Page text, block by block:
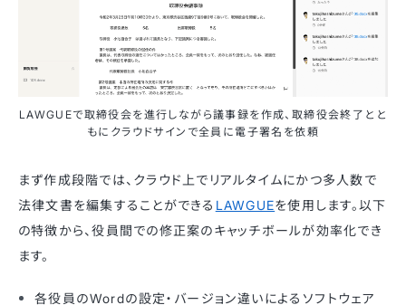
LAWGUEで取締役会を進行しながら議事録を作成、取締役会終了とと
もにクラウドサインで全員に電子署名を依頼
まず作成段階では、クラウド上でリアルタイムにかつ多人数で
法律文書を編集することができる LAWGUEを使用します。以下
の特徴から、役員間での修正案のキャッチボールが効率化でき
ます。
各役員のWordの設定・バージョン違いによるソフトウェア